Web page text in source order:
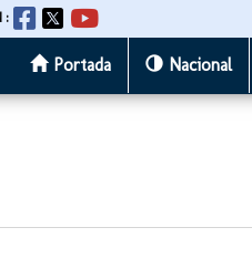
:
Portada Nacional